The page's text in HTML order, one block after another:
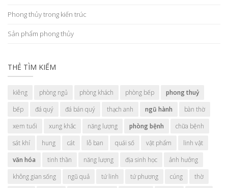
Phong thủy trong kiến trúc
Sản phẩm phong thủy
THẺ TÌM KIẾM
kiêng phòng ngủ phòng khách phòng bếp
phong thuỷ
bếp
đá quý đá bán quý thạch anh ngũ hành
bàn thờ
xem tuổi
xung khắc năng lượng phòng bệnh
chữa bệnh
sát khí
hung cát lỗ ban quái số vật phẩm
linh vật
văn hóa
tinh thần năng lượng địa sinh học
ảnh hưởng
không gian sống
ngũ quả tứ linh tứ phương cúng
thờ